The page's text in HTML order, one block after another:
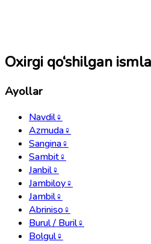
Oxirgi qo‘shilgan
Ayollar
Navdil♀
Azmuda♀
Sangina♀
Sambit♀
Janbil♀
Jambiloy♀
Jambil♀
Abriniso♀
Burul / Buril♀
Bolgul♀